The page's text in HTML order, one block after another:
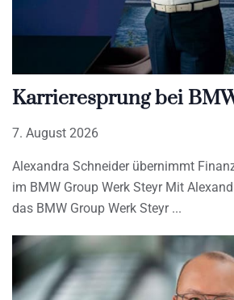
Karrieresprung bei
7. August 2026
Alexandra Schneider übernimmt
im BMW Group Werk Steyr Mit
das BMW Group Werk Steyr